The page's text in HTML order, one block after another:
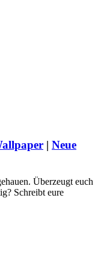
| Neue
Überzeugt euch
Schreibt eure